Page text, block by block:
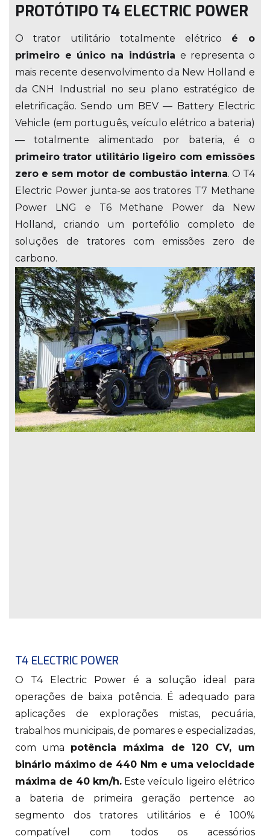
PROTÓTIPO T4 ELECTRIC POWER
O trator utilitário totalmente elétrico é o
primeiro e único na indústria e representa o
mais recente desenvolvimento da New Holland e
da CNH Industrial no seu plano estratégico de
eletrificação. Sendo um BEV — Battery Electric
Vehicle (em português, veículo elétrico a bateria)
— totalmente alimentado por bateria, é o
primeiro trator utilitário ligeiro com emissões
zero e sem motor de combustão interna. O T4
Electric Power junta-se aos tratores T7 Methane
Power LNG e T6 Methane Power da New
Holland, criando um portefólio completo de
soluções de tratores com emissões zero de
carbono.
T4 ELECTRIC POWER
O T4 Electric Power é a solução ideal para
operações de baixa potência. É adequado para
aplicações de explorações mistas, pecuária,
trabalhos municipais, de pomares e especializadas,
com uma potência máxima de 120 CV, um
binário máximo de 440 Nm e uma velocidade
máxima de 40 km/h. Este veículo ligeiro elétrico
a bateria de primeira geração pertence ao
segmento dos tratores utilitários e é 100%
compatível com todos os acessórios